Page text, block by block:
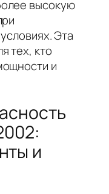
высокую
Эта
тех, кто
и
и